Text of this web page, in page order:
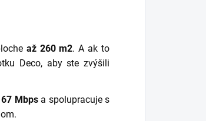
až 260 m2. A ak to
Deco, aby ste zvýšili
Mbpsa spolupracuje s